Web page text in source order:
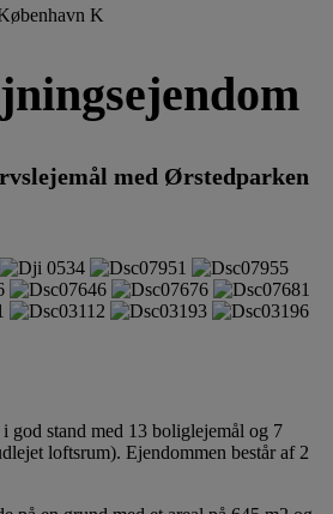
K
med Ørstedparken
god stand med 13 boliglejemål og 7
loftsrum). Ejendommen består af 2